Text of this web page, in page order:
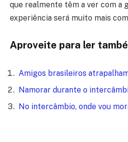
que realmente têm a ver com a
experiência será muito mais
Aproveite para ler
Amigos brasileiros
Namorar durante o
No intercâmbio, onde vou